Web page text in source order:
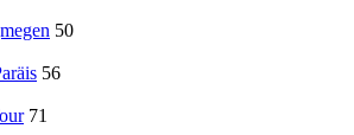
50
56
71